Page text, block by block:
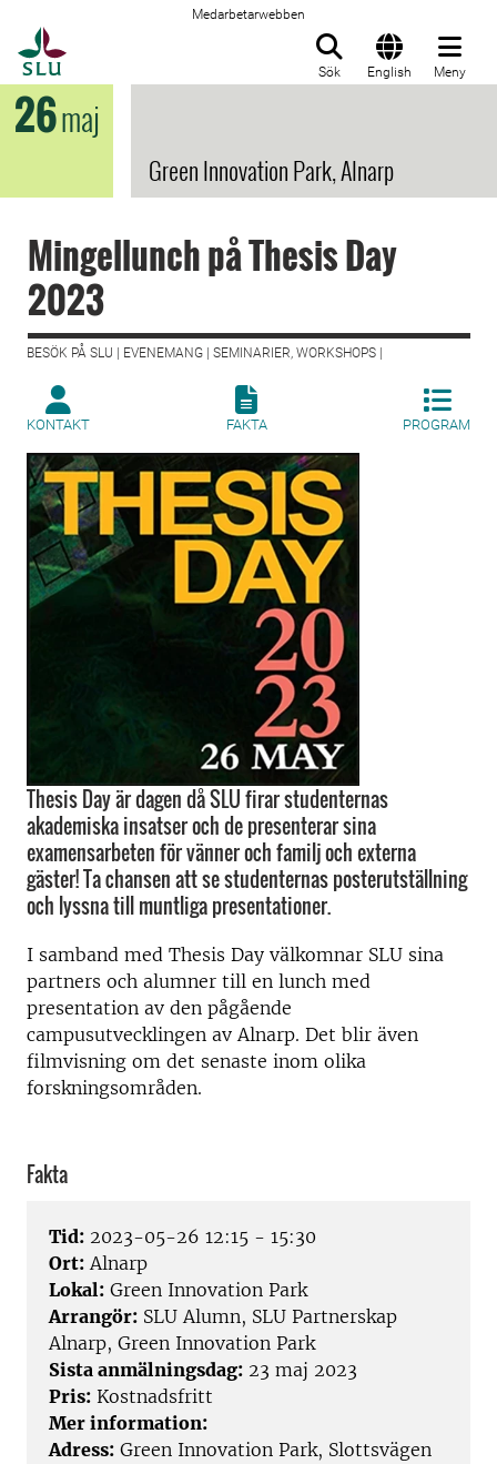
Medarbetarwebben
Sök English Meny
26maj
Green Innovation Park, Alnarp
Mingellunch på Thesis Day
2023
BESÖK PÅ SLU | EVENEMANG | SEMINARIER, WORKSHOPS |
KONTAKT FAKTA PROGRAM
Thesis Day är dagen då SLU firar studenternas
akademiska insatser och de presenterar sina
examensarbeten för vänner och familj och externa
gäster! Ta chansen att se studenternas posterutställning
och lyssna till muntliga presentationer.
I samband med Thesis Day välkomnar SLU sina
partners och alumner till en lunch med
presentation av den pågående
campusutvecklingen av Alnarp. Det blir även
filmvisning om det senaste inom olika
forskningsområden.
Fakta
Tid: 2023-05-26 12:15 - 15:30
Ort: Alnarp
Lokal: Green Innovation Park
Arrangör: SLU Alumn, SLU Partnerskap
Alnarp, Green Innovation Park
Sista anmälningsdag: 23 maj 2023
Pris: Kostnadsfritt
Mer information:
Adress: Green Innovation Park, Slottsvägen